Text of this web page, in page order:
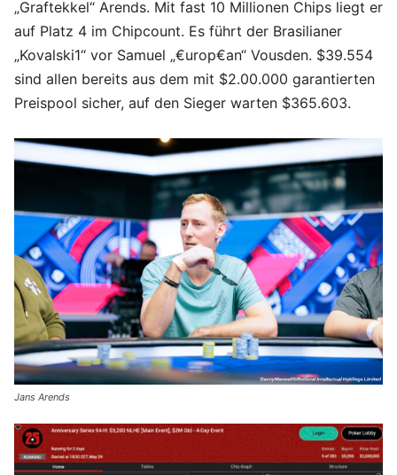
„Graftekkel“ Arends. Mit fast 10 Millionen Chips liegt er
auf Platz 4 im Chipcount. Es führt der Brasilianer
„Kovalski1“ vor Samuel „€urop€an“ Vousden. $39.554
sind allen bereits aus dem mit $2.00.000 garantierten
Preispool sicher, auf den Sieger warten $365.603.
Jans Arends